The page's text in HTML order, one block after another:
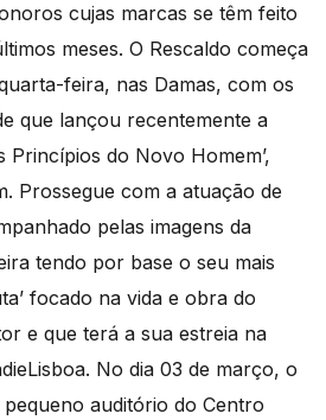
cujas marcas se têm feito
meses. O Rescaldo começa
feira, nas Damas, com os
que lançou recentemente a
Princípios do Novo Homem’,
Prossegue com a atuação de
pelas imagens da
tendo por base o seu mais
focado na vida e obra do
e que terá a sua estreia na
No dia 03 de março, o
auditório do Centro